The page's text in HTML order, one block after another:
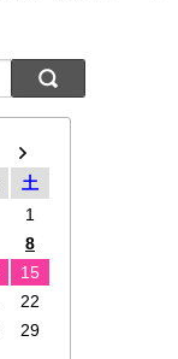
土
1
8
15
22
29